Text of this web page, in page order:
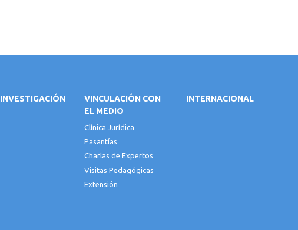
INVESTIGACIÓN
VINCULACIÓN CON
EL MEDIO
Clínica Jurídica
Pasantías
Charlas de Expertos
Visitas Pedagógicas
Extensión
INTERNACIONAL